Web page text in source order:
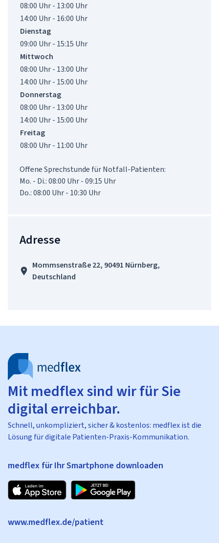
08:00 Uhr - 13:00 Uhr
14:00 Uhr - 16:00 Uhr
Dienstag
09:00 Uhr - 15:15 Uhr
Mittwoch
08:00 Uhr - 13:00 Uhr
14:00 Uhr - 15:00 Uhr
Donnerstag
08:00 Uhr - 13:00 Uhr
14:00 Uhr - 15:00 Uhr
Freitag
08:00 Uhr - 11:00 Uhr
Offene Sprechstunde für Notfall-Patienten:
Mo. - Di.: 08:00 Uhr - 09:15 Uhr
Adresse
Mommsenstraße 22, 90491 Nürnberg,
Deutschland
Mit medflex sind wir für Sie
digital erreichbar.
Schnell, unkompliziert, sicher & kostenlos: medflex ist die
Lösung für digitale Patienten-Praxis-Kommunikation.
medflex für Ihr Smartphone downloaden
www.medflex.de/patient